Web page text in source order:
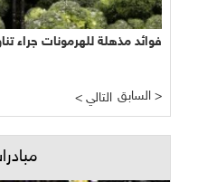
فوائد مذهلة للهرمونات جراء
< التالي السابق >